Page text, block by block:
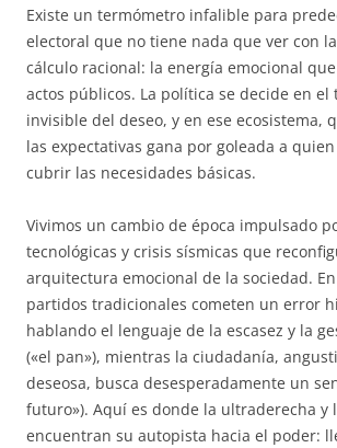
Existe un termómetro infalible para
electoral que no tiene nada que ver con
cálculo racional: la energía emocional
actos públicos. La política se decide en
invisible del deseo, y en ese ecosistema,
las expectativas gana por goleada a
cubrir las necesidades básicas.
Vivimos un cambio de época impulsado
tecnológicas y crisis sísmicas que
arquitectura emocional de la sociedad.
partidos tradicionales cometen un error
hablando el lenguaje de la escasez y la
(«el pan»), mientras la ciudadanía,
deseosa, busca desesperadamente un
futuro»). Aquí es donde la ultraderecha y
encuentran su autopista hacia el poder: